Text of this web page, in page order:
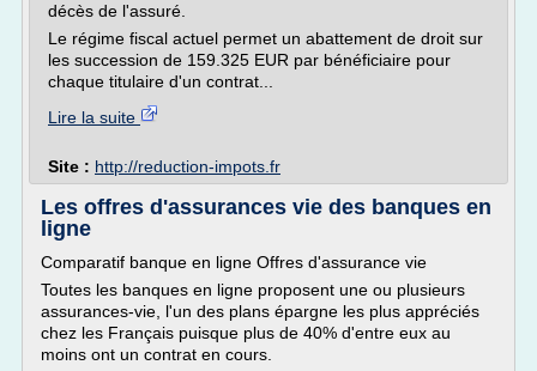
décès de l'assuré.
Le régime fiscal actuel permet un abattement de droit sur
les succession de 159.325 EUR par bénéficiaire pour
chaque titulaire d'un contrat...
Lire la suite
Site : http://reduction-impots.fr
Les offres d'assurances vie des banques en
ligne
Comparatif banque en ligne Offres d'assurance vie
Toutes les banques en ligne proposent une ou plusieurs
assurances-vie, l'un des plans épargne les plus appréciés
chez les Français puisque plus de 40% d'entre eux au
moins ont un contrat en cours.